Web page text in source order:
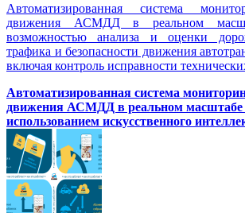
Автоматизированная система
движения АСМДД в реальном
возможностью анализа и оценки
трафика и безопасности движения
включая контроль исправности
Автоматизированная cистема
движения АСМДД в реальном масштабе
использованием искусственного